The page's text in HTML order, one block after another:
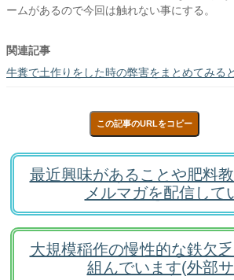
ームがあるので今回は触れない事にする。
関連記事
牛糞で土作りをした時の弊害をまとめてみると
この記事のURLをコピー
最近興味があることや肥料
メルマガを配信して
大規模稲作の慢性的な鉄欠
組んでいます(外部